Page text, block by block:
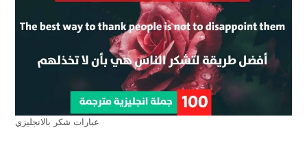
عبارات شكر بالانجليزي